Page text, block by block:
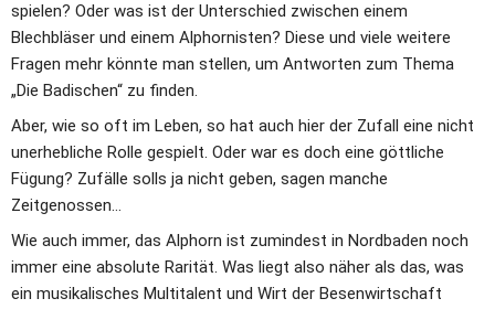
spielen? Oder was ist der Unterschied zwischen einem
Blechbläser und einem Alphornisten? Diese und viele weitere
Fragen mehr könnte man stellen, um Antworten zum Thema
„Die Badischen“ zu finden.
Aber, wie so oft im Leben, so hat auch hier der Zufall eine nicht
unerhebliche Rolle gespielt. Oder war es doch eine göttliche
Fügung? Zufälle solls ja nicht geben, sagen manche
Zeitgenossen…
Wie auch immer, das Alphorn ist zumindest in Nordbaden noch
immer eine absolute Rarität. Was liegt also näher als das, was
ein musikalisches Multitalent und Wirt der Besenwirtschaft